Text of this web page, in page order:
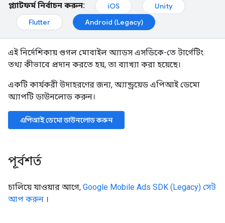
প্ল্যাটফর্ম নির্বাচন করুন: iOS
Unity
Flutter
Android (Legacy)
এই নির্দেশিকায় গুগল মোবাইল অ্যাডস এসডিকে-তে টার্গেটিং
তথ্য কীভাবে প্রদান করতে হয়, তা ব্যাখ্যা করা হয়েছে।
একটি কার্যকরী উদাহরণের জন্য, অ্যান্ড্রয়েড এপিআই ডেমো
অ্যাপটি ডাউনলোড করুন।
এপিআই ডেমো ডাউনলোড করুন
পূর্বশর্ত
চালিয়ে যাওয়ার আগে, Google Mobile Ads SDK (Legacy) সেট
আপ করুন ।